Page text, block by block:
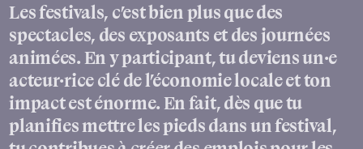
Les festivals, c’est bien plus que des
spectacles, des exposants et des journées
animées. En y participant, tu deviens un·e
acteur·rice clé de l’économie locale et ton
impact est énorme. En fait, dès que tu
planifies mettre les pieds dans un festival,